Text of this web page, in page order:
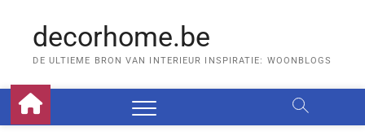
contentdecorhome.be
DE ULTIEME BRON VAN INTERIEUR INSPIRATIE: WOONBLOGS